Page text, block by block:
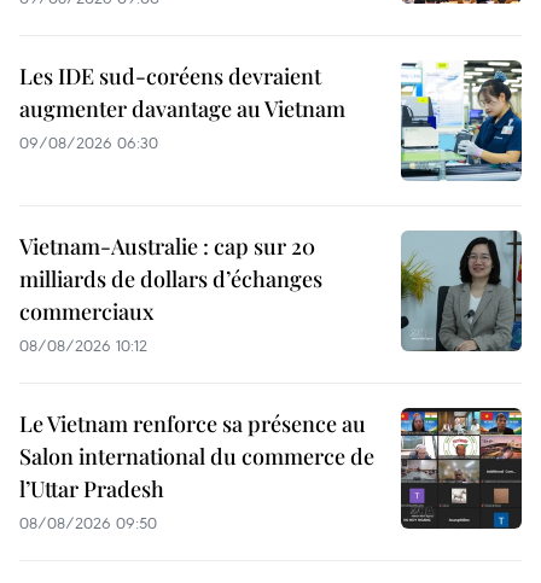
Les IDE sud-coréens devraient
augmenter davantage au Vietnam
09/08/2026 06:30
Vietnam-Australie : cap sur 20
milliards de dollars d’échanges
commerciaux
08/08/2026 10:12
Le Vietnam renforce sa présence au
Salon international du commerce de
l’Uttar Pradesh
08/08/2026 09:50